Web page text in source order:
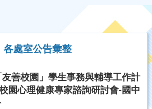
各處室公告彙整
善校園」學生事務與輔導工作計
園心理健康專家諮詢研討會-國中